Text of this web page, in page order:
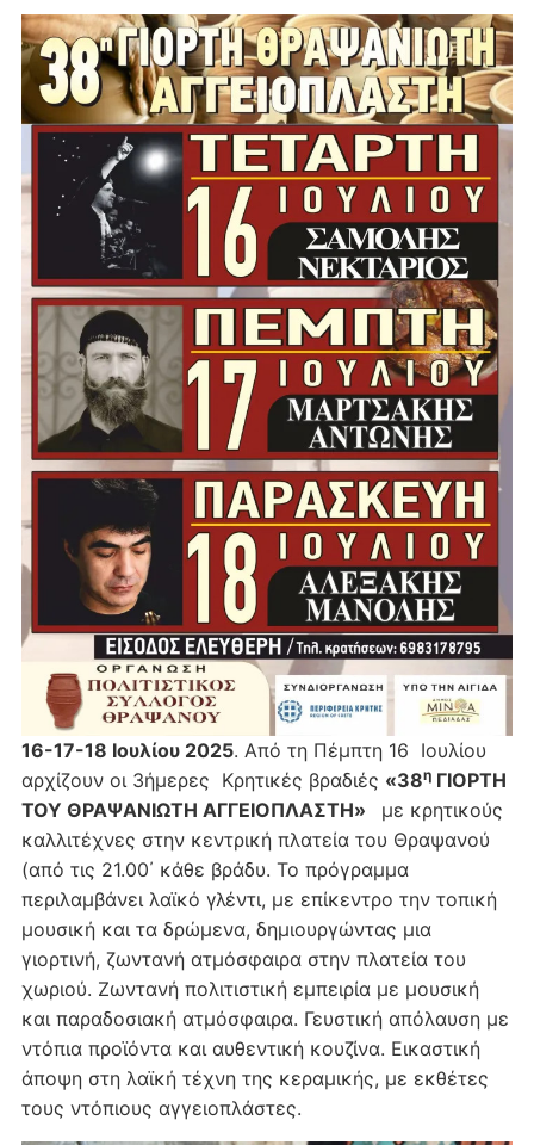
16-17-18 Ιουλίου 2025. Από τη Πέμπτη 16 Ιουλίου
αρχίζουν οι 3ήμερες Κρητικές βραδιές «38ηΓΙΟΡΤΗ
ΤΟΥ ΘΡΑΨΑΝΙΩΤΗ ΑΓΓΕΙΟΠΛΑΣΤΗ»
με κρητικούς
καλλιτέχνες στην κεντρική πλατεία του Θραψανού
(από τις 21.00΄ κάθε βράδυ. Το πρόγραμμα
περιλαμβάνει λαϊκό γλέντι, με επίκεντρο την τοπική
μουσική και τα δρώμενα, δημιουργώντας μια
γιορτινή, ζωντανή ατμόσφαιρα στην πλατεία του
χωριού. Ζωντανή πολιτιστική εμπειρία με μουσική
και παραδοσιακή ατμόσφαιρα. Γευστική απόλαυση με
ντόπια προϊόντα και αυθεντική κουζίνα. Εικαστική
άποψη στη λαϊκή τέχνη της κεραμικής, με εκθέτες
τους ντόπιους αγγειοπλάστες.